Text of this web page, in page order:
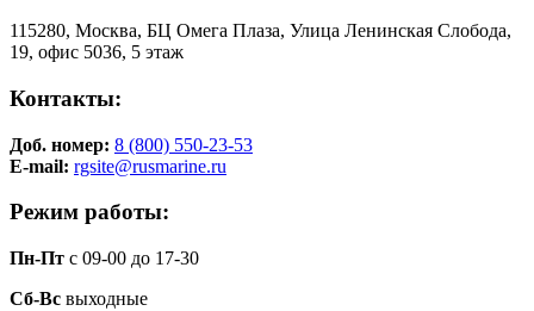
115280, Москва, БЦ Омега Плаза, Улица Ленинская Слобода,
19, офис 5036, 5 этаж
Контакты:
Доб. номер: 8 (800) 550-23-53
E-mail: rgsite@rusmarine.ru
Режим работы:
Пн-Пт с 09-00 до 17-30
Сб-Вс выходные